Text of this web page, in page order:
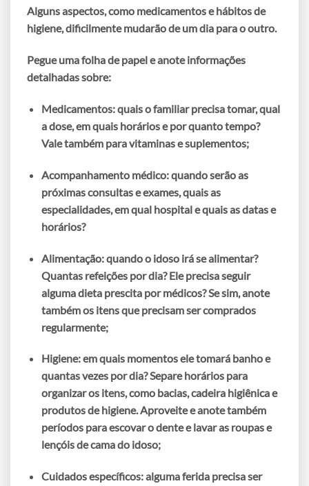
Alguns aspectos, como medicamentos e hábitos de
higiene, dificilmente mudarão de um dia para o outro.
Pegue uma folha de papel e anote informações
detalhadas sobre:
Medicamentos:quais o familiar precisa tomar, qual
a dose, em quais horários e por quanto tempo?
Vale também para vitaminas e suplementos;
Acompanhamento médico:quando serão as
próximas consultas e exames, quais as
especialidades, em qual hospital e quais as datas e
horários?
Alimentação:quando o idoso irá se alimentar?
Quantas refeições por dia? Ele precisa seguir
alguma dieta prescita por médicos? Se sim, anote
também os itens que precisam ser comprados
regularmente;
Higiene:em quais momentos ele tomará banho e
quantas vezes por dia? Separe horários para
organizar os itens, como bacias, cadeira higiênica e
produtos de higiene. Aproveite e anote também
períodos para escovar o dente e lavar as roupas e
lençóis de cama do idoso;
Cuidados específicos:alguma ferida precisa ser